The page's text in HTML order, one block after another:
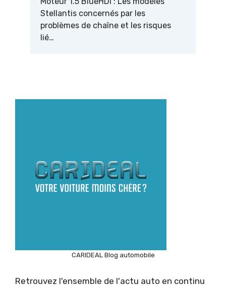
Stellantis concernés par les
problèmes de chaîne et les risques
lié…
CARIDEAL Blog automobile
Retrouvez l'ensemble de l'actu auto en continu